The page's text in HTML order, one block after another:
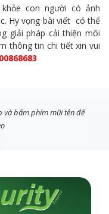
con người có ảnh
Hy vọng bài viết có thể
giải pháp cải thiện môi
thông tin chi tiết xin vui
và bấm phím mũi tên để